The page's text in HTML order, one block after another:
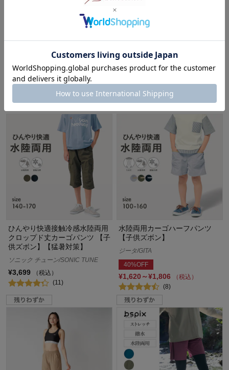
40%OFF
¥1,794（税込）
(1)
快適水陸両用ワイドハーフパン
ツ
¥2,999～¥3,298（税込）
ひんやり快適接触冷感水陸両用
クロップド丈カーゴパンツ 【子
供ズボン】【猛暑対策】
ソニック チューン/SONIC TUNE
¥3,699
（税込）
(11)
水陸両用カーゴハーフパンツ
【子供ズボン】
ジータ/GITA
40%OFF
¥1,620～¥1,806
（税込）
(8)